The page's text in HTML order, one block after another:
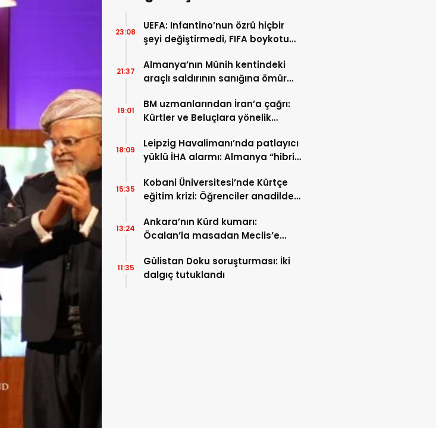
UEFA: Infantino’nun özrü hiçbir
şeyi değiştirmedi, FIFA boykotu
23:08
Almanya’nın Münih kentindeki
araçlı saldırının sanığına ömür
21:37
BM uzmanlarından İran’a çağrı:
Kürtler ve Beluçlara yönelik
19:01
Leipzig Havalimanı’nda patlayıcı
yüklü İHA alarmı: Almanya “hibrit
18:09
Kobani Üniversitesi’nde Kürtçe
eğitim krizi: Öğrenciler anadilde
15:35
Ankara’nın Kürd kumarı:
Öcalan’la masadan Meclis’e
13:24
Gülistan Doku soruşturması: İki
dalgıç tutuklandı
11:35